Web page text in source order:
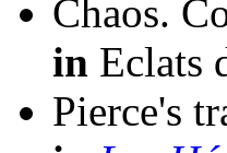
Chaos.
in Eclats
Pierce's